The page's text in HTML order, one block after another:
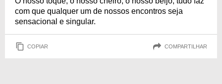
com que qualquer um de nossos encontros seja
sensacional e singular.
COPIAR COMPARTILHAR